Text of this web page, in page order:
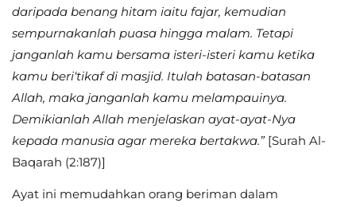
daripada benang hitam iaitu fajar, kemudian
sempurnakanlah puasa hingga malam. Tetapi
janganlah kamu bersama isteri-isteri kamu ketika
kamu beri‘tikaf di masjid. Itulah batasan-batasan
Allah, maka janganlah kamu melampauinya.
Demikianlah Allah menjelaskan ayat-ayat-Nya
kepada manusia agar mereka bertakwa.”[Surah Al-
Baqarah (2:187)]
Ayat ini memudahkan orang beriman dalam